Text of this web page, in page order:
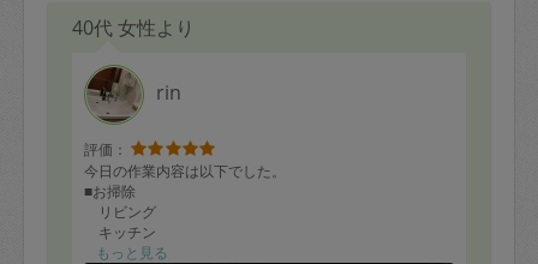
40代 女性より
rin
評価：
今日の作業内容は以下でした。
■お掃除
リビング
キッチン
トイレ
もっと見る